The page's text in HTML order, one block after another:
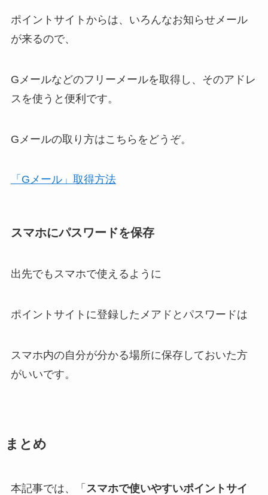
ポイントサイトからは、いろんなお知らせメール
が来るので、
Gメールなどのフリーメールを取得し、そのアドレ
スを使うと便利です。
Gメールの取り方はこちらをどうぞ。
「Gメール」取得方法
スマホにパスワードを保存
出先でもスマホで使えるように
ポイントサイトに登録したメアドとパスワードは
スマホ内の自分が分かる場所に保存しておいた方
がいいです。
まとめ
本記事では、「 スマホで使いやすいポイントサイ